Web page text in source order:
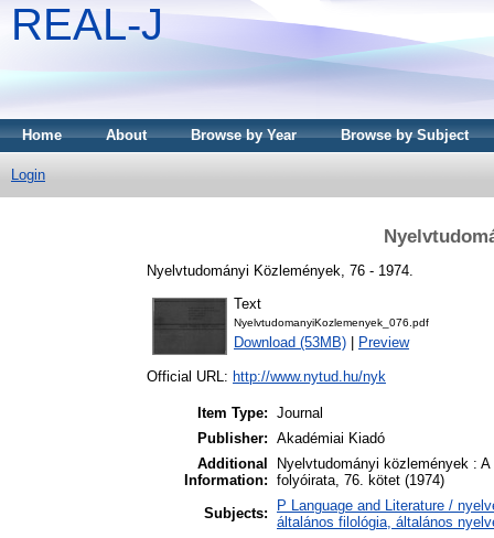
REAL-J
Home About Browse by Year Browse by Subject
Login
Nyelvtudományi Közlemények, 76 - 1974.
Text
NyelvtudomanyiKozlemenyek_076.pdf
Download (53MB) Preview
Official URL: http://www.nytud.hu/nyk
Item Type: Journal
Publisher: Akadémiai Kiadó
Additional
Information:
Nyelvtudományi közlemények :
folyóirata, 76. kötet (1974)
Subjects:
P Language and Literature /
általános filológia, általános